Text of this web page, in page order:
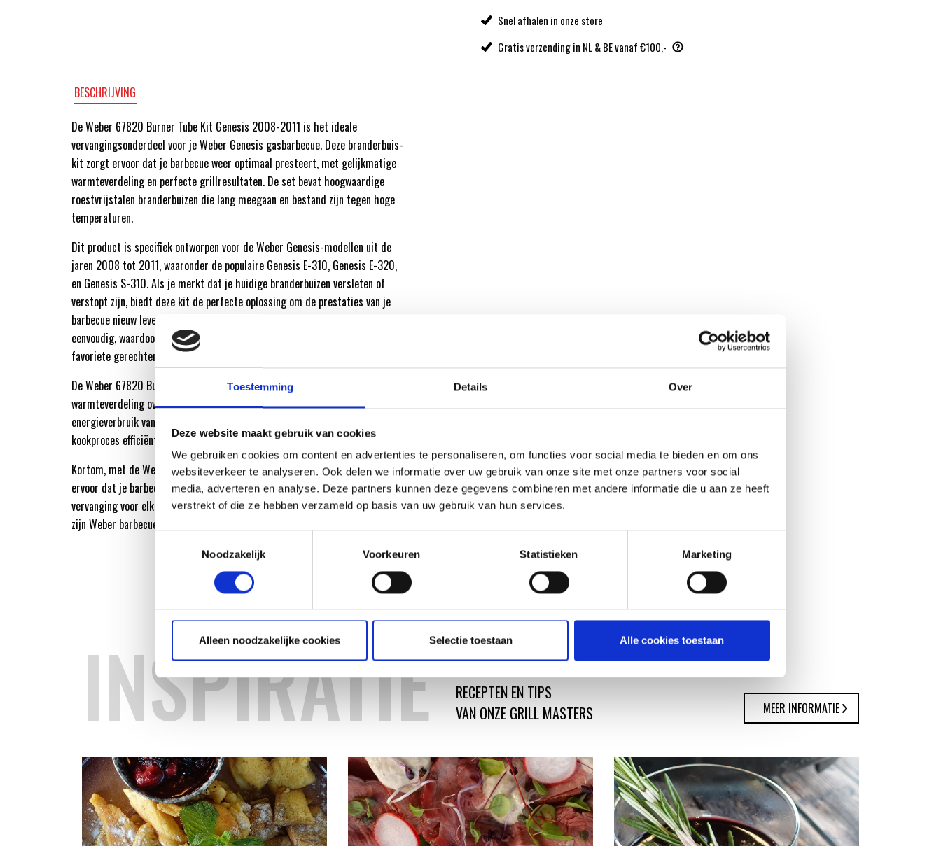
Toestemming Details Over
Deze website maakt gebruik van cookies
We gebruiken cookies om content en advertenties te personaliseren, om functies voor social media te bieden en om ons
websiteverkeer te analyseren. Ook delen we informatie over uw gebruik van onze site met onze partners voor social
media, adverteren en analyse. Deze partners kunnen deze gegevens combineren met andere informatie die u aan ze heeft
verstrekt of die ze hebben verzameld op basis van uw gebruik van hun services.
Noodzakelijk
Voorkeuren Statistieken Marketing
Alleen noodzakelijke cookies Selectie toestaan Alle cookies toestaan
BESCHRIJVING
De Weber 67820 Burner Tube Kit Genesis 2008-2011 is het ideale
vervangingsonderdeel voor je Weber Genesis gasbarbecue. Deze branderbuis-
kit zorgt ervoor dat je barbecue weer optimaal presteert, met gelijkmatige
warmteverdeling en perfecte grillresultaten. De set bevat hoogwaardige
roestvrijstalen branderbuizen die lang meegaan en bestand zijn tegen hoge
temperaturen.
Dit product is specifiek ontworpen voor de Weber Genesis-modellen uit de
jaren 2008 tot 2011, waaronder de populaire Genesis E-310, Genesis E-320,
en Genesis S-310. Als je merkt dat je huidige branderbuizen versleten of
verstopt zijn, biedt deze kit de perfecte oplossing om de prestaties van je
barbecue nieuw leven in te blazen. De installatie van de branderbuizen is
eenvoudig, waardoor je snel weer aan de slag kunt met het grillen van je
favoriete gerechten.
De Weber 67820 Burner Tube Kit zorgt niet alleen voor een gelijkmatige
warmteverdeling over het gehele grilloppervlak, maar helpt ook om het
energieverbruik van je barbecue te optimaliseren. Hierdoor wordt het
kookproces efficiënter en de smaak van je gerechten beter.
Kortom, met de Weber 67820 Burner Tube Kit Genesis 2008-2011 zorg je
ervoor dat je barbecue weer werkt als nieuw. Het is een essentiële
vervanging voor elke grillliefhebber die de kwaliteit en duurzaamheid van
zijn Weber barbecue wil behouden.
Snel afhalen in onze store
Gratis verzending in NL & BE vanaf €100,-
INSPIRATIE
RECEPTEN EN TIPS
VAN ONZE GRILL MASTERS
MEER INFORMATIE